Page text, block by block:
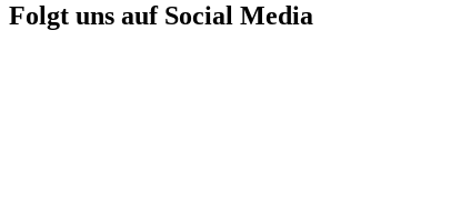
Folgt uns auf Social Media